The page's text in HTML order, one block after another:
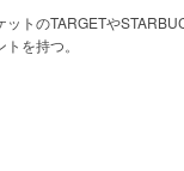
トのTARGETや
を持つ。